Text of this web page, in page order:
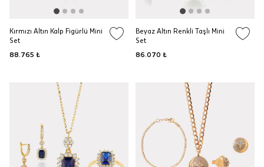
Kırmızı Altın Kalp Figürlü Mini
Set
88.765 ₺
Beyaz Altın Renkli Taşlı Mini
Set
86.070 ₺